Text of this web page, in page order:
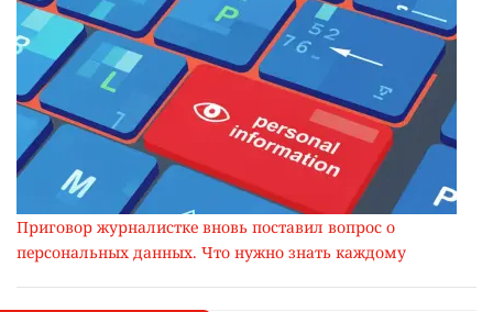
Приговор журналистке вновь поставил вопрос о
персональных данных. Что нужно знать каждому